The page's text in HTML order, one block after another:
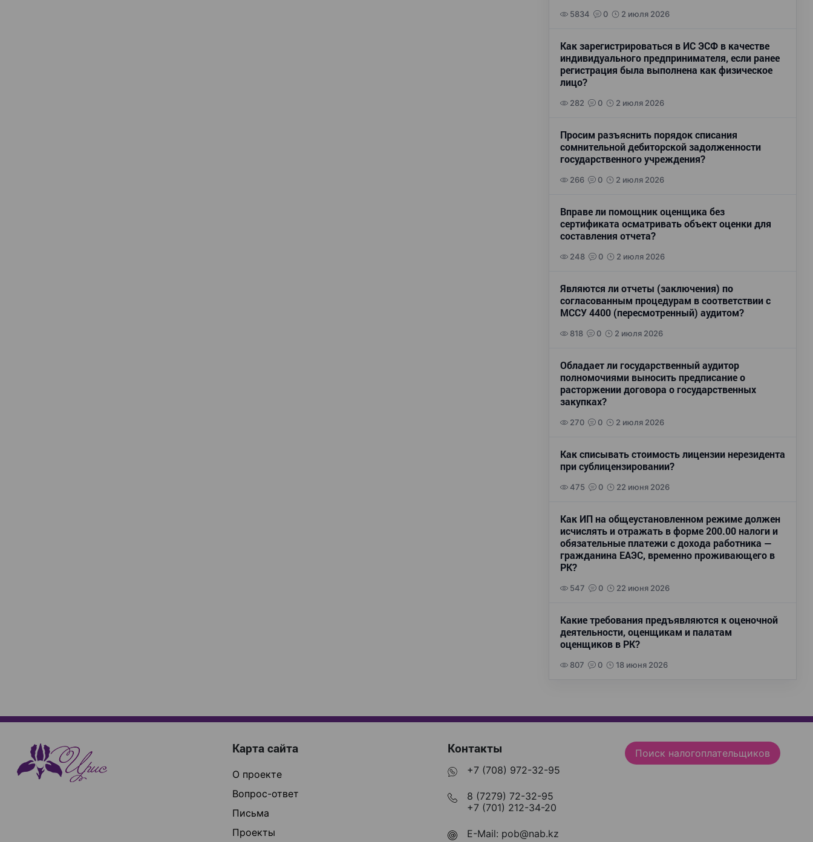
5834 0 2 июля 2026
Как зарегистрироваться в ИС ЭСФ в качестве
индивидуального предпринимателя, если ранее
регистрация была выполнена как физическое
лицо?
282 0 2 июля 2026
Просим разъяснить порядок списания
сомнительной дебиторской задолженности
государственного учреждения?
266 0 2 июля 2026
Вправе ли помощник оценщика без
сертификата осматривать объект оценки для
составления отчета?
248 0 2 июля 2026
Являются ли отчеты (заключения) по
согласованным процедурам в соответствии с
МССУ 4400 (пересмотренный) аудитом?
818 0 2 июля 2026
Обладает ли государственный аудитор
полномочиями выносить предписание о
расторжении договора о государственных
закупках?
270 0 2 июля 2026
Как списывать стоимость лицензии нерезидента
при сублицензировании?
475 0 22 июня 2026
Как ИП на общеустановленном режиме должен
исчислять и отражать в форме 200.00 налоги и
обязательные платежи с дохода работника —
гражданина ЕАЭС, временно проживающего в
РК?
547 0 22 июня 2026
Какие требования предъявляются к оценочной
деятельности, оценщикам и палатам
оценщиков в РК?
807 0 18 июня 2026
Карта сайта
О проекте
Вопрос-ответ
Письма
Проекты
Контакты
+7 (708) 972-32-95
8 (7279) 72-32-95
+7 (701) 212-34-20
E-Mail: pob@nab.kz
Поиск налогоплательщиков